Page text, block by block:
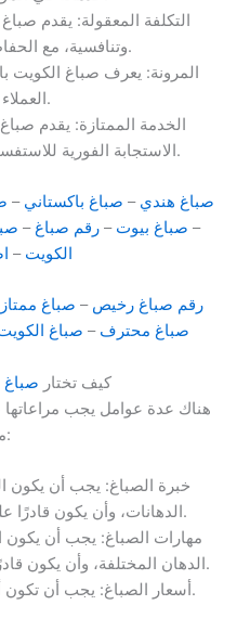
التكلفة المعقولة: يقدم
وتنافسية، مع الحفاظ على الجودة العالية.
المرونة: يعرف صباغ الكويت
العملاء المختلفة.
الخدمة الممتازة: يقدم
الاستجابة الفورية للاستفسارات والملاحظات من العملاء.
صباغ هندي – صباغ باكستاني –
– صباغ بيوت –رقم صباغ –
الكويت –
رقم صباغ رخيص – صباغ ممتاز
صباغ محترف – صباغ
كيف تختار صباغ
هناك عدة عوامل يجب مراعاتها
منها:
خبرة الصباغ: يجب أن يكون
الدهانات، وأن يكون قادرًا على تقديم خدمات عالية الجودة.
مهارات الصباغ: يجب أن يكون
الدهان المختلفة، وأن يكون قادرًا على تنفيذ الدهانات بدقة وعناية.
أسعار الصباغ: يجب أن تكون أسعار الصباغ مناسبة لميزانيتك.